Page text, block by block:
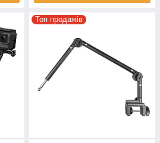
Топ продажів